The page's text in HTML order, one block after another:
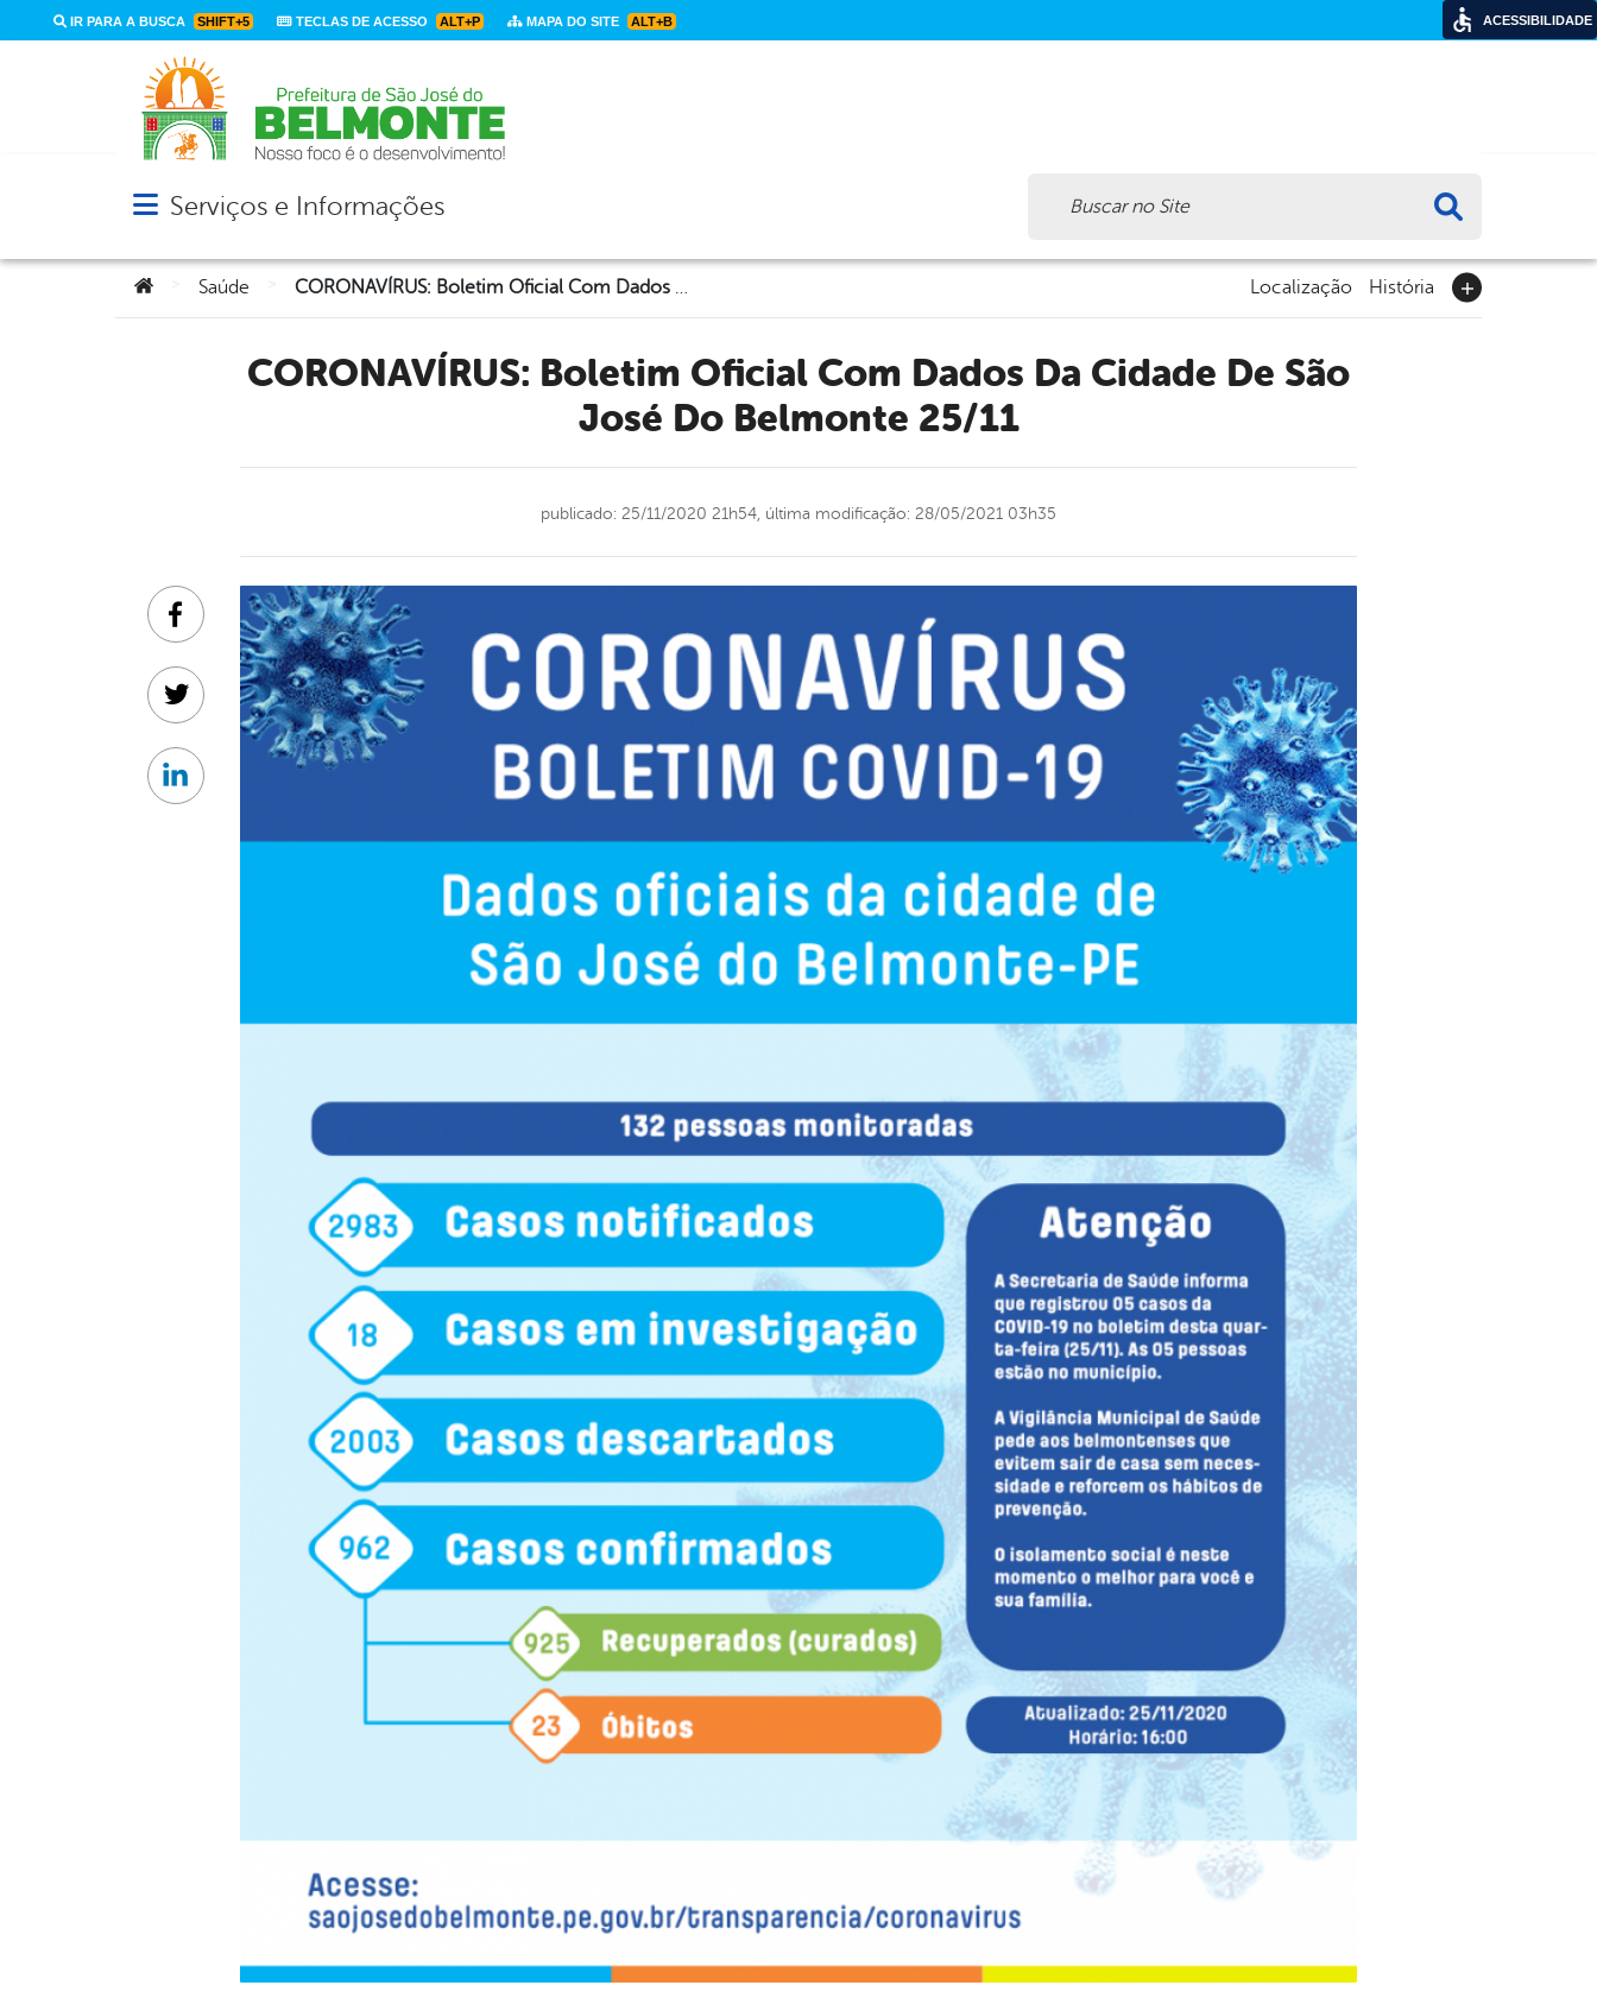
IR PARA A BUSCA SHIFT+5 TECLAS DE ACESSO ALT+P MAPA DO SITE ALT+B
Abrir menu principal de navegação
Serviços e Informações
Você está aqui:
Saúde CORONAVÍRUS: Boletim Oficial Com Dados Da Cidade De São José Do Belmonte 25/11 Localização História
CORONAVÍRUS: Boletim Oficial Com Dados Da Cidade De São
José Do Belmonte 25/11
publicado: 25/11/2020 21h54, última modificação: 28/05/2021 03h35
Facebook
Twitter
Linkedin
ACESSIBILIDADE